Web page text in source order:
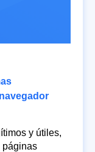
y útiles,
páginas